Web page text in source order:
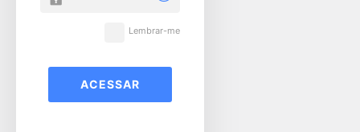
Lembrar-me